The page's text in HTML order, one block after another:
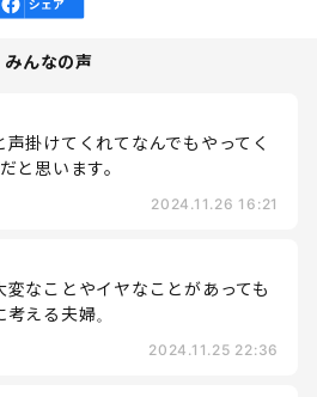
みんなの声
掛けてくれてなんでもやってく
と思います。
2024.11.26 16:21
なことやイヤなことがあっても
える夫婦。
2024.11.25 22:36